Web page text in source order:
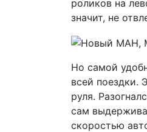
роликов на
значит, не
Но самой
всей поездки.
руля.
сам
скоростью